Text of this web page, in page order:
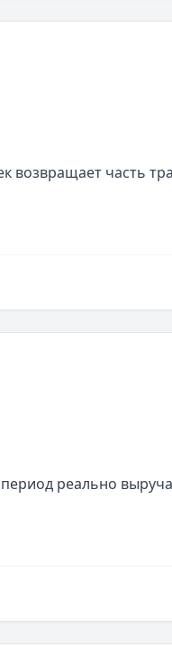
возвращает часть
реально